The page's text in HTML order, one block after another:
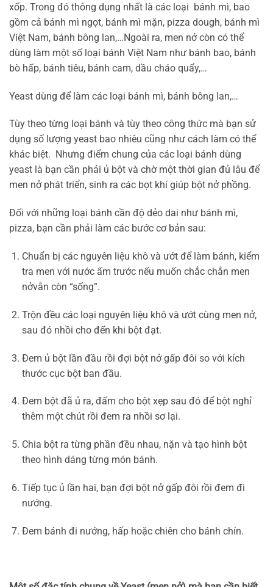
xốp. Trong đó thông dụng nhất là các loại bánh mì, bao
gồm cả bánh mì ngọt, bánh mì mặn, pizza dough, bánh mì
Việt Nam, bánh bông lan,…Ngoài ra, men nở còn có thể
dùng làm một số loại bánh Việt Nam như bánh bao, bánh
bò hấp, bánh tiêu, bánh cam, dầu cháo quẩy,…
Yeast dùng để làm các loại bánh mì, bánh bông lan,…
Tùy theo từng loại bánh và tùy theo công thức mà bạn sử
dụng số lượng yeast bao nhiêu cũng như cách làm có thể
khác biệt. Nhưng điểm chung của các loại bánh dùng
yeast là bạn cần phải ủ bột và chờ một thời gian đủ lâu để
men nở phát triển, sinh ra các bọt khí giúp bột nở phồng.
Đối với những loại bánh cần độ dẻo dai như bánh mì,
pizza, bạn cần phải làm các bước cơ bản sau:
Chuẩn bị các nguyên liệu khô và ướt để làm bánh, kiểm
tra men với nước ấm trước nếu muốn chắc chắn men
nởvẫn còn “sống”.
Trộn đều các loại nguyên liệu khô và ướt cùng men nở,
sau đó nhồi cho đến khi bột đạt.
Đem ủ bột lần đầu rồi đợi bột nở gấp đôi so với kích
thước cục bột ban đầu.
Đem bột đã ủ ra, đấm cho bột xẹp sau đó để bột nghỉ
thêm một chút rồi đem ra nhồi sơ lại.
Chia bột ra từng phần đều nhau, nặn và tạo hình bột
theo hình dáng từng món bánh.
Tiếp tục ủ lần hai, bạn đợi bột nở gấp đôi rồi đem đi
nướng.
Đem bánh đi nướng, hấp hoặc chiên cho bánh chín.